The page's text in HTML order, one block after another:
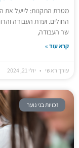
מטרת התקנות: לייעל את
החולים. ועדת העבודה
שר העבודה,
קרא עוד »
עורך ראשי יולי 21, 2024
זכויות בני נוער